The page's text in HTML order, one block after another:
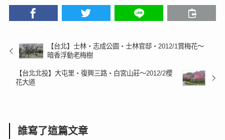
【台北】士林‧志成公園‧士林官邸‧2012/1賞梅花～
暗香浮動老梅樹
【台北北投】大屯里‧復興三路‧白宮山莊～2012/2櫻
花大道
誰寫了這篇文章